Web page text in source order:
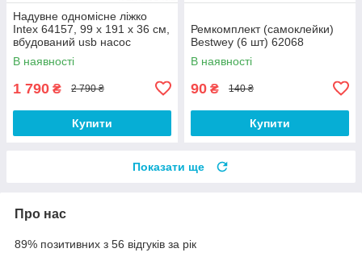
Надувне одномісне ліжко
Intex 64157, 99 х 191 х 36 см,
вбудований usb насос
В наявності
1 790 ₴ 2 790 ₴
Купити
Ремкомплект (самоклейки)
Bestwey (6 шт) 62068
В наявності
90 ₴ 140 ₴
Купити
Показати ще
Про нас
89% позитивних з 56 відгуків за рік